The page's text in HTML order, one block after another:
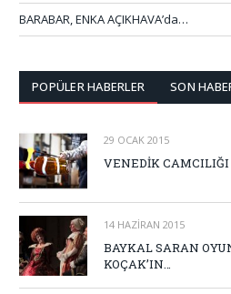
BARABAR, ENKA AÇIKHAVA’da…
POPÜLER HABERLER SON
29 OCAK 2015
VENEDİK
14 HAZIRAN 2015
BAYKAL SARAN
KOÇAK’IN…